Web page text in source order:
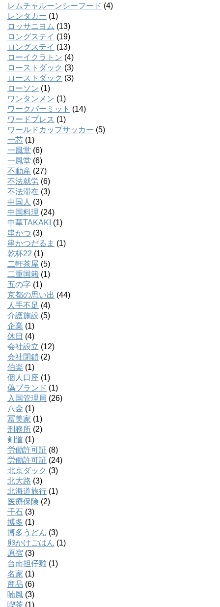
レムチャルーンシーフード (4)
レンタカー (1)
ロッサニヨム (13)
ロングステイ (19)
ロングステイ (13)
ローイクラトン (4)
ローストダック (3)
ローストダック (3)
ローソン (1)
ワンタンメン (1)
ワークパーミット (14)
ワードプレス (1)
ワールドカップサッカー (5)
一芯 (1)
一風堂 (6)
一風堂 (6)
不動産 (27)
不法就労 (6)
不法滞在 (3)
中国人 (3)
中国料理 (24)
中華TAKAKI (1)
串かつ (3)
串かつだるま (1)
乾杯22 (1)
二軒茶屋 (5)
二重国籍 (1)
五の字 (1)
京都の思い出 (44)
人手不足 (4)
介護施設 (5)
企業 (1)
休日 (4)
会社設立 (12)
会社閉鎖 (2)
伯楽 (1)
個人口座 (1)
偽ブランド (1)
入国管理局 (26)
八金 (1)
冨美家 (1)
刑務所 (2)
剣道 (1)
労働許可証 (8)
労働許可証 (24)
北京ダック (3)
北大路 (3)
北海道旅行 (1)
医療保険 (2)
千石 (3)
博多 (1)
博多うどん (3)
卵かけごはん (1)
原宿 (3)
台南担仔麺 (1)
名家 (1)
商品 (6)
喃風 (3)
喫茶 (1)